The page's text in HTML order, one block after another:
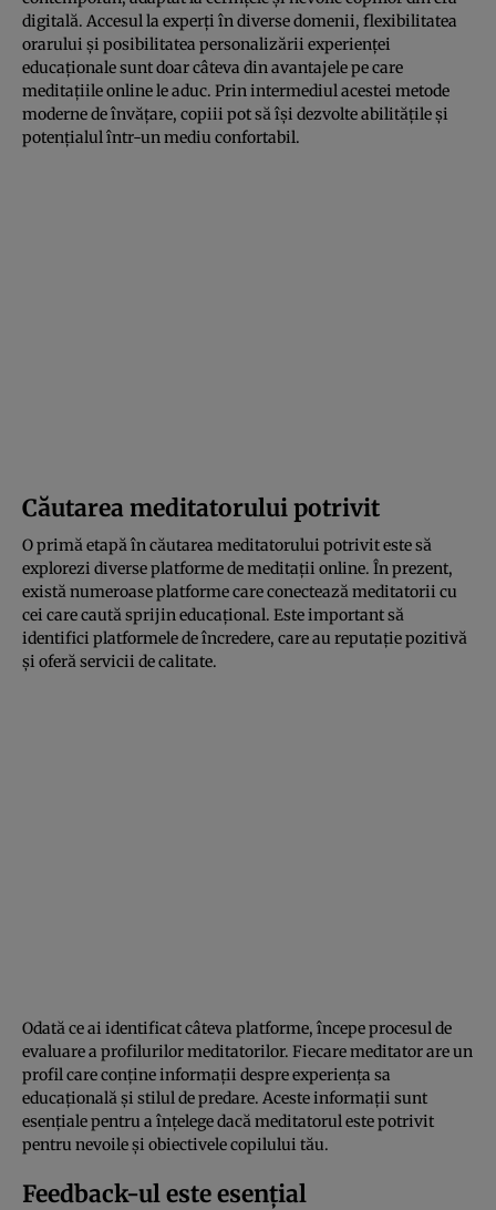
digitală. Accesul la experți în diverse domenii, flexibilitatea
orarului și posibilitatea personalizării experienței
educaționale sunt doar câteva din avantajele pe care
meditațiile online le aduc. Prin intermediul acestei metode
moderne de învățare, copiii pot să își dezvolte abilitățile și
potențialul într-un mediu confortabil.
Căutarea meditatorului potrivit
O primă etapă în căutarea meditatorului potrivit este să
explorezi diverse platforme de meditații online. În prezent,
există numeroase platforme care conectează meditatorii cu
cei care caută sprijin educațional. Este important să
identifici platformele de încredere, care au reputație pozitivă
și oferă servicii de calitate.
Odată ce ai identificat câteva platforme, începe procesul de
evaluare a profilurilor meditatorilor. Fiecare meditator are un
profil care conține informații despre experiența sa
educațională și stilul de predare. Aceste informații sunt
esențiale pentru a înțelege dacă meditatorul este potrivit
pentru nevoile și obiectivele copilului tău.
Feedback-ul este esențial